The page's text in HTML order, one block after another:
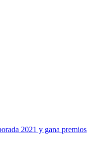
2021 y gana premios